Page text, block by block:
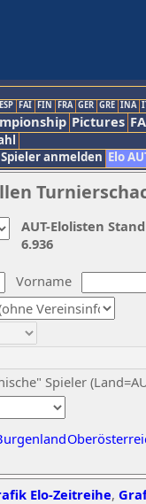
ESP FAI FIN FRA GER GRE INA
Pictures
Spieler anmelden Elo
Vorname
Spieler
AUT-Elolisten
6.936
Elo-Zeitreihe,